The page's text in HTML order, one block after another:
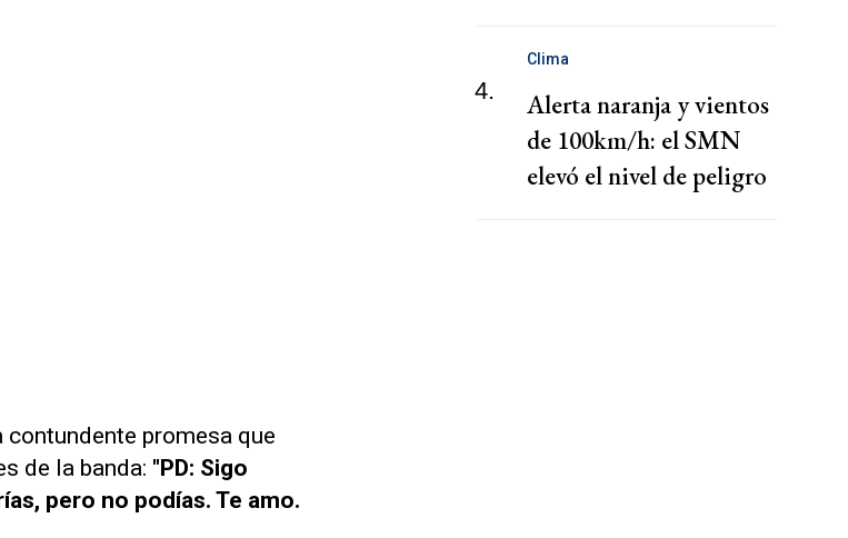
promesa que
de la banda: "PD: Sigo
pero no podías. Te amo.
4.
Clima
Alerta naranja y vientos
de 100km/h: el SMN
elevó el nivel de peligro